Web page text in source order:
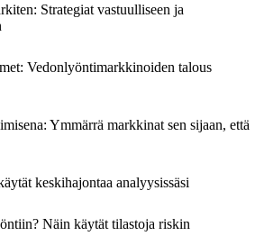
Strategiat vastuulliseen ja
Vedonlyöntimarkkinoiden talous
Ymmärrä markkinat sen sijaan, että
keskihajontaa analyysissäsi
Näin käytät tilastoja riskin